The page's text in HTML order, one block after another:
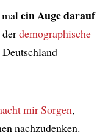
ein Auge darauf
demographische
mir Sorgen,
nachzudenken.